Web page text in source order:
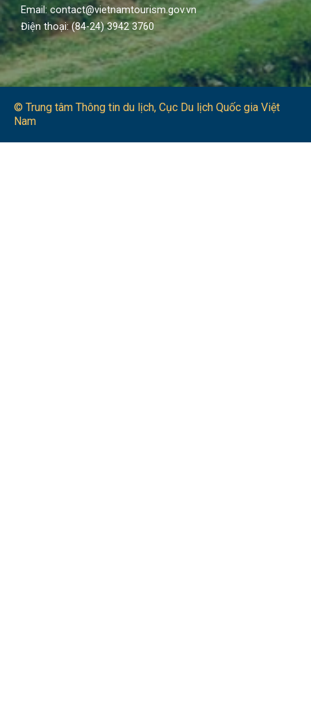
Email: contact@vietnamtourism.gov.vn
Điện thoại: (84-24) 3942 3760
© Trung tâm Thông tin du lịch​, Cục Du lịch Quốc gia Việt
Nam